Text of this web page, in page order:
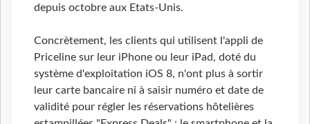
depuis octobre aux Etats-Unis.
Concrètement, les clients qui utilisent l'appli de
Priceline sur leur iPhone ou leur iPad, doté du
système d'exploitation iOS 8, n'ont plus à sortir
leur carte bancaire ni à saisir numéro et date de
validité pour régler les réservations hôtelières